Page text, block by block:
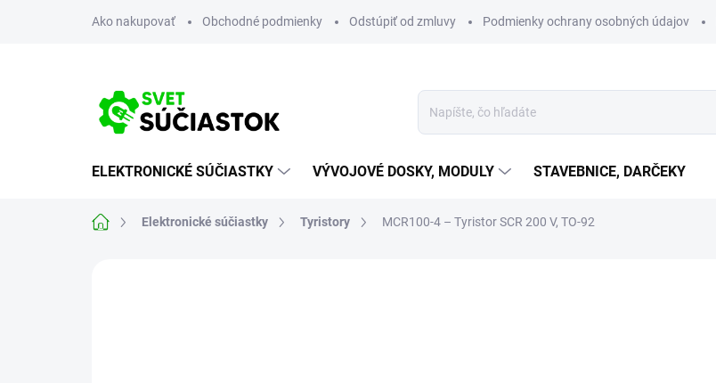
Ako nakupovať Obchodné podmienky Odstúpiť od zmluvy Podmienky ochrany osobných údajov
ELEKTRONICKÉ SÚČIASTKY VÝVOJOVÉ DOSKY, MODULY STAVEBNICE, DARČEKY
DomovElektronické súčiastky Tyristory MCR100-4 – Tyristor SCR 200 V, TO-92